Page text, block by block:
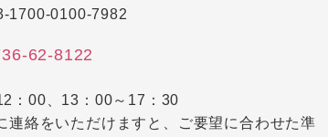
1700-0100-7982
62-8122
：00、13：00～17：30
絡をいただけますと、ご要望に合わせた準